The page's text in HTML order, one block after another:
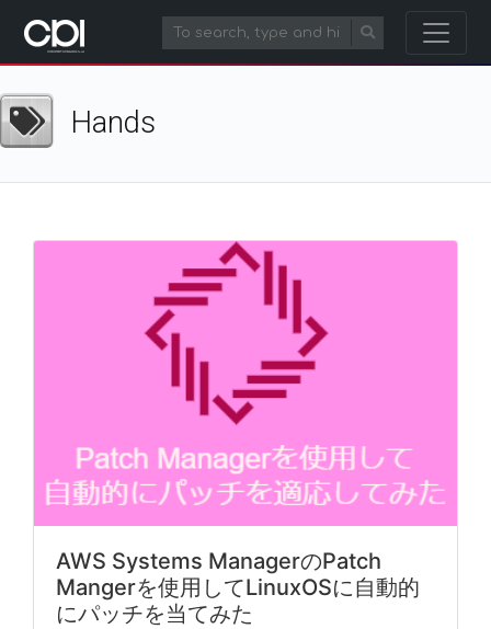
Hands
AWS Systems ManagerのPatch
Mangerを使用してLinuxOSに自動的
にパッチを当てみた